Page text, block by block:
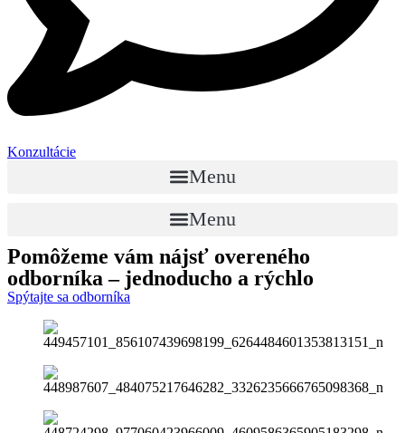
Konzultácie
Menu
Menu
Pomôžeme vám nájsť overeného
odborníka– jednoducho a rýchlo
Spýtajte sa odborníka